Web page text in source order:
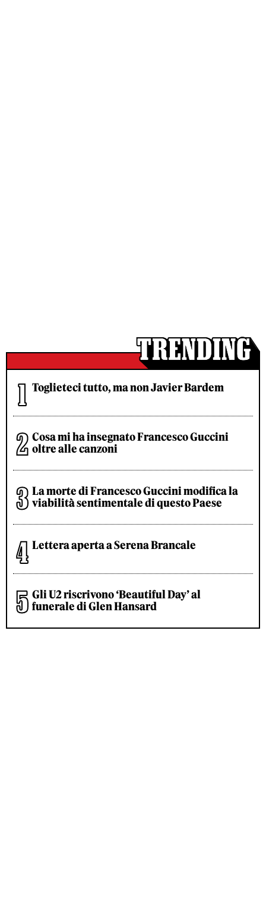
Toglieteci tutto, ma non Javier Bardem
Cosa mi ha insegnato Francesco Guccini
oltre alle canzoni
La morte di Francesco Guccini modifica la
viabilità sentimentale di questo Paese
Lettera aperta a Serena Brancale
Gli U2 riscrivono ‘Beautiful Day’ al
funerale di Glen Hansard